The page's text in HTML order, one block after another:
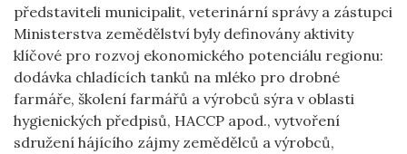
představiteli municipalit, veterinární správy a zástupci
Ministerstva zemědělství byly definovány aktivity
klíčové pro rozvoj ekonomického potenciálu regionu:
dodávka chladících tanků na mléko pro drobné
farmáře, školení farmářů a výrobců sýra v oblasti
hygienických předpisů, HACCP apod., vytvoření
sdružení hájícího zájmy zemědělců a výrobců,